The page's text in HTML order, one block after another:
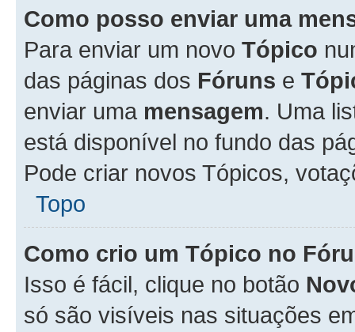
Como posso enviar uma
Para enviar um novo Tópico
das páginas dos Fóruns e
enviar uma mensagem. Uma
está disponível no fundo das
Pode criar novos Tópicos,
Topo
Como crio um Tópico no
Isso é fácil, clique no botão
só são visíveis nas situações